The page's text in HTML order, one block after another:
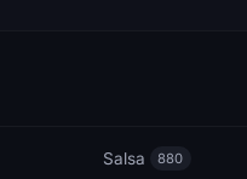
Salsa 880